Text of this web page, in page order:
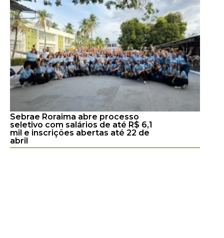
Sebrae Roraima abre processo
seletivo com salários de até R$ 6,1
mil e inscrições abertas até 22 de
abril